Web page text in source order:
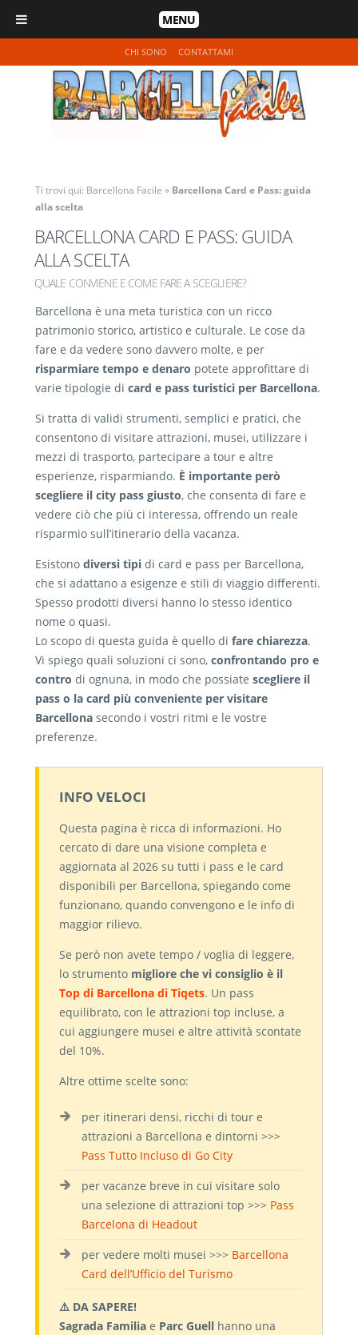
MENU
CHI SONO CONTATTAMI
Ti trovi qui: Barcellona Facile » Barcellona Card e Pass: guida
alla scelta
BARCELLONA CARD E PASS: GUIDA
ALLA SCELTA
QUALE CONVIENE E COME FARE A SCEGLIERE?
Barcellona è una meta turistica con un ricco
patrimonio storico, artistico e culturale. Le cose da
fare e da vedere sono davvero molte, e per
risparmiare tempo e denaro potete approfittare di
varie tipologie di card e pass turistici per Barcellona.
Si tratta di validi strumenti, semplici e pratici, che
consentono di visitare attrazioni, musei, utilizzare i
mezzi di trasporto, partecipare a tour e altre
esperienze, risparmiando. È importante però
scegliere il city pass giusto, che consenta di fare e
vedere ciò che più ci interessa, offrendo un reale
risparmio sull’itinerario della vacanza.
Esistono diversi tipi di card e pass per Barcellona,
che si adattano a esigenze e stili di viaggio differenti.
Spesso prodotti diversi hanno lo stesso identico
nome o quasi.
Lo scopo di questa guida è quello di fare chiarezza.
Vi spiego quali soluzioni ci sono, confrontando pro e
contro di ognuna, in modo che possiate scegliere il
pass o la card più conveniente per visitare
Barcellona secondo i vostri ritmi e le vostre
preferenze.
INFO VELOCI
Questa pagina è ricca di informazioni. Ho
cercato di dare una visione completa e
aggiornata al 2026 su tutti i pass e le card
disponibili per Barcellona, spiegando come
funzionano, quando convengono e le info di
maggior rilievo.
Se però non avete tempo / voglia di leggere,
lo strumento migliore che vi consiglio è il
Top di Barcellona di Tiqets. Un pass
equilibrato, con le attrazioni top incluse, a
cui aggiungere musei e altre attività scontate
del 10%.
Altre ottime scelte sono:
per itinerari densi, ricchi di tour e
attrazioni a Barcellona e dintorni >>>
Pass Tutto Incluso di Go City
per vacanze breve in cui visitare solo
una selezione di attrazioni top >>> Pass
Barcelona di Headout
per vedere molti musei >>> Barcellona
Card dell’Ufficio del Turismo
⚠️ DA SAPERE!
Sagrada Familiae Parc Guell hanno una